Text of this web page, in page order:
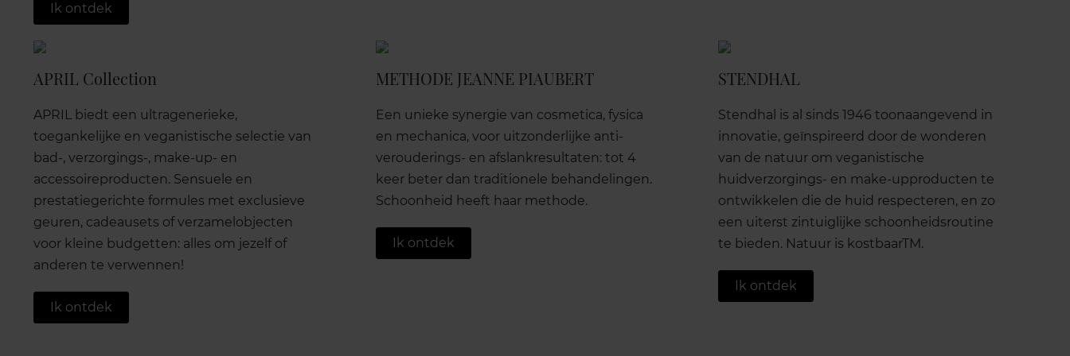
Ik ontdek
APRIL Collection
APRIL biedt een ultragenerieke,
toegankelijke en veganistische selectie van
bad-, verzorgings-, make-up- en
accessoireproducten. Sensuele en
prestatiegerichte formules met exclusieve
geuren, cadeausets of verzamelobjecten
voor kleine budgetten: alles om jezelf of
anderen te verwennen!
Ik ontdek
METHODE JEANNE PIAUBERT
Een unieke synergie van cosmetica, fysica
en mechanica, voor uitzonderlijke anti-
verouderings- en afslankresultaten: tot 4
keer beter dan traditionele behandelingen.
Schoonheid heeft haar methode.
Ik ontdek
STENDHAL
Stendhal is al sinds 1946 toonaangevend in
innovatie, geïnspireerd door de wonderen
van de natuur om veganistische
huidverzorgings- en make-upproducten te
ontwikkelen die de huid respecteren, en zo
een uiterst zintuiglijke schoonheidsroutine
te bieden. Natuur is kostbaarTM.
Ik ontdek